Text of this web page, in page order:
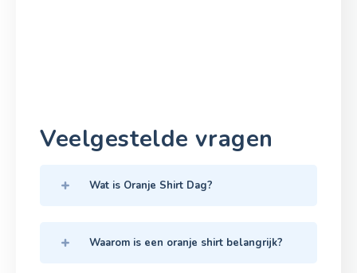
Veelgestelde vragen
Wat is Oranje Shirt Dag?
Waarom is een oranje shirt belangrijk?